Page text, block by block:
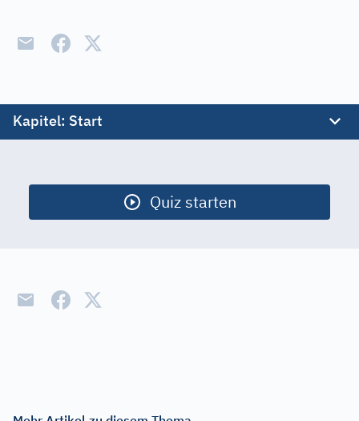
Kapitel: Start
Berühmte Plätze
Chem. Reaktionen
Jugendliteratur
Quiz starten